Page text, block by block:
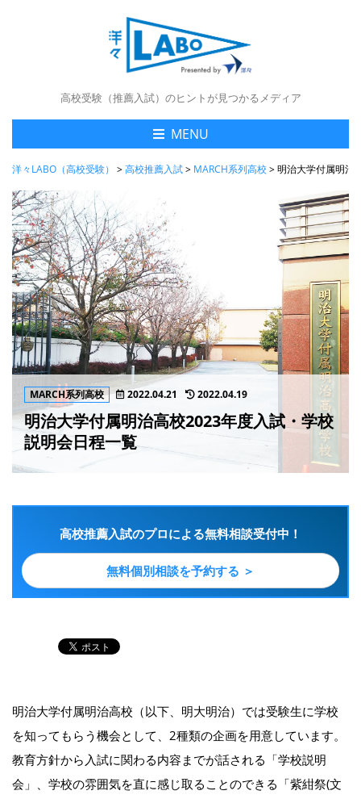
高校受験（推薦入試）のヒントが見つかるメディア
MENU
洋々LABO（高校受験） >高校推薦入試> MARCH系列高校>明治大学付属明治
MARCH系列高校 2022.04.21 2022.04.19
明治大学付属明治高校2023年度入試・学校
説明会日程一覧
高校推薦入試のプロによる無料相談受付中！
無料個別相談を予約する ＞
明治大学付属明治高校（以下、明大明治）では受験生に学校
を知ってもらう機会として、2種類の企画を用意しています。
教育方針から入試に関わる内容までが話される「学校説明
会」、学校の雰囲気を直に感じ取ることのできる「紫紺祭(文